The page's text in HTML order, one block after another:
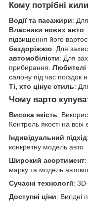
Кому потрібні
Водії та пасажири:
Власники нових авто:
підвищення його
бездоріжжю: Для
автомобілісти: Для
прибирання. Любителі
салону під час поїздок
Ті, хто цінує стиль:
Чому варто
Висока якість:
Контроль якості на
Індивідуальний підхід
конкретну модель авто.
Широкий асортимент
марку та модель
Сучасні технології:
Доступні ціни: Вигідні